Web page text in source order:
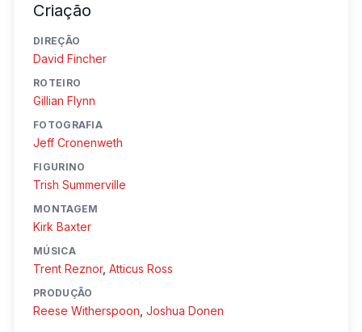
Criação
DIREÇÃO
David Fincher
ROTEIRO
Gillian Flynn
FOTOGRAFIA
Jeff Cronenweth
FIGURINO
Trish Summerville
MONTAGEM
Kirk Baxter
MÚSICA
Trent Reznor, Atticus Ross
PRODUÇÃO
Reese Witherspoon Joshua Donen